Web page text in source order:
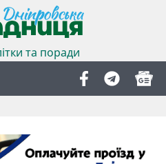
та поради